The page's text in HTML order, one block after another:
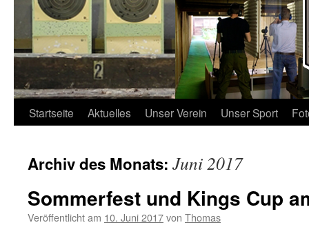
Startseite Aktuelles Unser Verein Unser Sport
Archiv des Monats: Juni 2017
Sommerfest und Kings Cup
Veröffentlicht am 10. Juni 2017von Thomas